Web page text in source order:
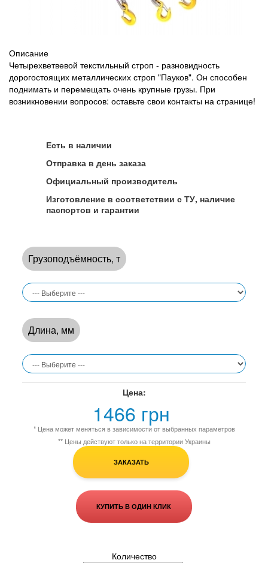
Описание
Четырехветвевой текстильный строп - разновидность
дорогостоящих металлических строп "Пауков". Он способен
поднимать и перемещать очень крупные грузы. При
возникновении вопросов: оставьте свои контакты на странице!
Есть в наличии
Отправка в день заказа
Официальный производитель
Изготовление в соответствии с ТУ, наличие
паспортов и гарантии
Грузоподъёмность, т
Длина, мм
Цена:
1466 грн
* Цена может меняться в зависимости от выбранных параметров
** Цены действуют только на территории Украины
ЗАКАЗАТЬ
КУПИТЬ В ОДИН КЛИК
Количество